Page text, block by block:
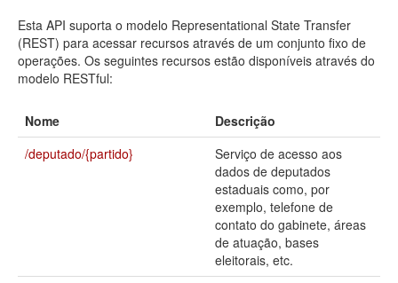
Dados Abertos Alesp
Lei de Acesso à Informação
Planejamento
Catálogo de dados
Esta API suporta o modelo Representational State Transfer
(REST) para acessar recursos através de um conjunto fixo de
operações. Os seguintes recursos estão disponíveis através do
modelo RESTful:
Nome
Descrição
/deputado/{partido}
Serviço de acesso aos
dados de deputados
estaduais como, por
exemplo, telefone de
contato do gabinete, áreas
de atuação, bases
eleitorais, etc.